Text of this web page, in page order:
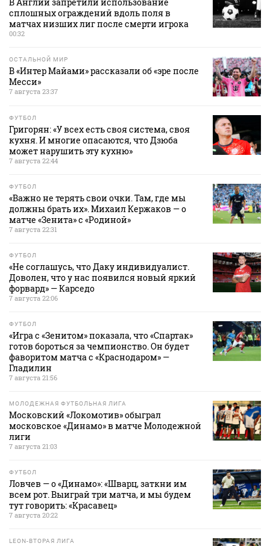
В Англии запретили использование
сплошных ограждений вдоль поля в
матчах низших лиг после смерти игрока
00:32
ОСТАЛЬНОЙ МИР
В «Интер Майами» рассказали об «эре после
Месси»
7 августа 23:37
ФУТБОЛ
Григорян: «У всех есть своя система, своя
кухня. И многие опасаются, что Дзюба
может нарушить эту кухню»
7 августа 22:44
ФУТБОЛ
«Важно не терять свои очки. Там, где мы
должны брать их». Михаил Кержаков — о
матче «Зенита» с «Родиной»
7 августа 22:31
ФУТБОЛ
«Не соглашусь, что Даку индивидуалист.
Доволен, что у нас появился новый яркий
форвард» — Карседо
7 августа 22:06
ФУТБОЛ
«Игра с «Зенитом» показала, что «Спартак»
готов бороться за чемпионство. Он будет
фаворитом матча с «Краснодаром» —
Гладилин
7 августа 21:56
МОЛОДЕЖНАЯ ФУТБОЛЬНАЯ ЛИГА
Московский «Локомотив» обыграл
московское «Динамо» в матче Молодежной
лиги
7 августа 21:03
ФУТБОЛ
Ловчев — о «Динамо»: «Шварц, заткни им
всем рот. Выиграй три матча, и мы будем
тут говорить: «Красавец»
7 августа 20:22
LEON-ВТОРАЯ ЛИГА